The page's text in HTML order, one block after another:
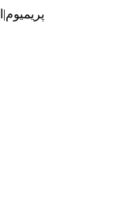
پریمیوم|